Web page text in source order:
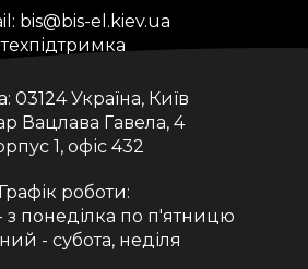
bis@bis-el.kiev.ua
техпідтримка
03124 Україна, Київ
Вацлава Гавела, 4
1, офіс 432
Графік роботи:
з понеділка по п'ятницю
- субота, неділя